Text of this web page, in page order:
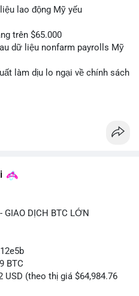
lao động Mỹ yếu
trên $65.000
dữ liệu nonfarm payrolls Mỹ
làm dịu lo ngại về chính sách
GIAO DỊCH BTC LỚN
BTC
USD (theo thị giá $64,984.76